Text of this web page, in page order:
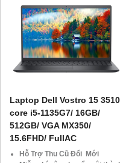
Laptop Dell Vostro 15 3510
core i5-1135G7/ 16GB/
512GB/ VGA MX350/
15.6FHD/ FullAC
Hỗ Trợ Thu Cũ Đổi Mới